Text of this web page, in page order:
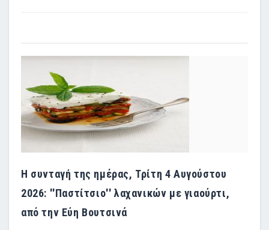
Η συνταγή της ημέρας, Τρίτη 4 Αυγούστου
2026: ''Παστίτσιο'' λαχανικών με γιαούρτι,
από την Εύη Βουτσινά